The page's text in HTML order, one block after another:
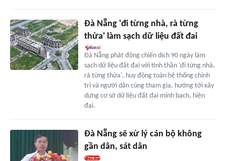
Đà Nẵng 'đi từng nhà, rà từng
thửa' làm sạch dữ liệu đất đai
Đà Nẵng phát động chiến dịch 90 ngày làm
sạch dữ liệu đất đai với tinh thần 'đi từng nhà,
rà từng thửa', huy động toàn hệ thống chính
trị và người dân cùng tham gia, hướng tới xây
dựng cơ sở dữ liệu đất đai minh bạch, hiện
đại.
Đà Nẵng sẽ xử lý cán bộ không
gần dân, sát dân